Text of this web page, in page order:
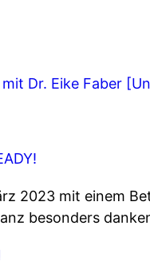
Dr. Eike Faber
2023 mit einem
besonders